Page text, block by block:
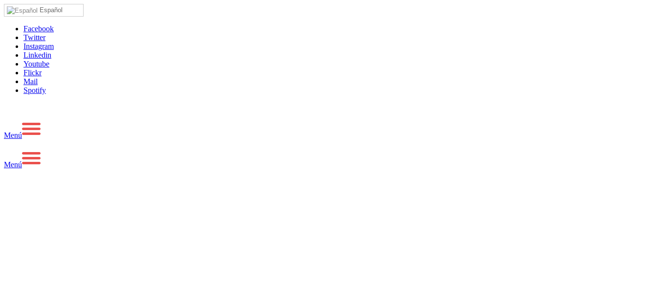
Español
Facebook
Twitter
Instagram
Linkedin
Youtube
Flickr
Mail
Spotify
Menú
Menú